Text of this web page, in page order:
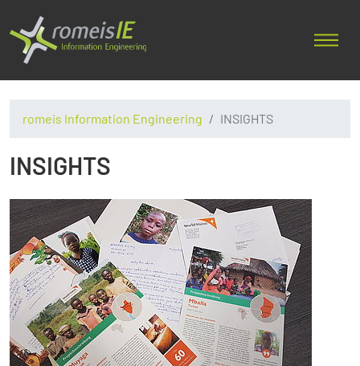
romeis Information Engineering INSIGHTS
INSIGHTS